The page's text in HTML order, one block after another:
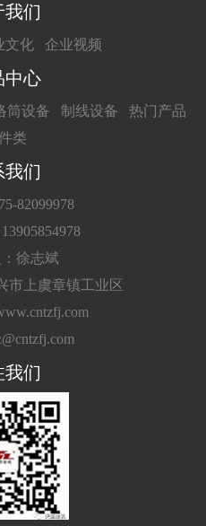
我们
文化 企业视频
中心
筒设备 制线设备
热门产品
类
我们
82099978
徐志斌
市上虞章镇工业区
我们